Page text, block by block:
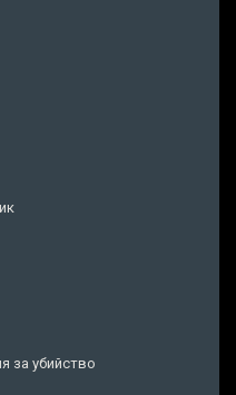
за убийство